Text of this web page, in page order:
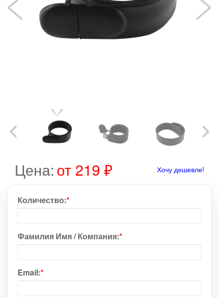
Цена:от 219 ₽ Хочу дешевле!
Количество:*
Фамилия Имя / Компания:*
Email:*